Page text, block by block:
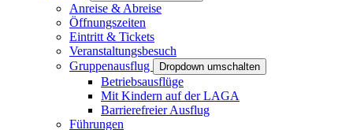
Anreise & Abreise
Öffnungszeiten
Eintritt & Tickets
Veranstaltungsbesuch
Gruppenausflug
Dropdown umschalten
Betriebsausflüge
Mit Kindern auf der LAGA
Barrierefreier Ausflug
Führungen